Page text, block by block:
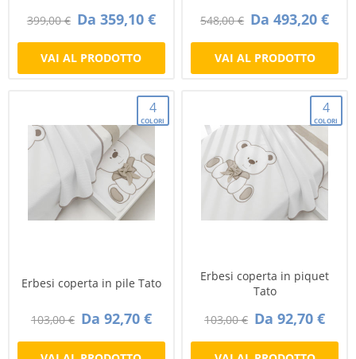
399,00 € Da 359,10 €
VAI AL PRODOTTO
548,00 € Da 493,20 €
VAI AL PRODOTTO
4
COLORI
Erbesi coperta in pile Tato
103,00 € Da 92,70 €
4
COLORI
Erbesi coperta in piquet
Tato
103,00 € Da 92,70 €